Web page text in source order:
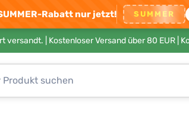
Rabatt nur jetzt! SUMMER
versandt. | Kostenloser Versand über 80 EUR |